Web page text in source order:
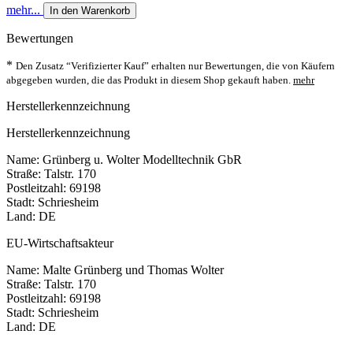
mehr... In den Warenkorb
Bewertungen
* Den Zusatz “Verifizierter Kauf” erhalten nur Bewertungen, die von Käufern
abgegeben wurden, die das Produkt in diesem Shop gekauft haben. mehr
Herstellerkennzeichnung
Herstellerkennzeichnung
Name: Grünberg u. Wolter Modelltechnik GbR
Straße: Talstr. 170
Postleitzahl: 69198
Stadt: Schriesheim
Land: DE
EU-Wirtschaftsakteur
Name: Malte Grünberg und Thomas Wolter
Straße: Talstr. 170
Postleitzahl: 69198
Stadt: Schriesheim
Land: DE